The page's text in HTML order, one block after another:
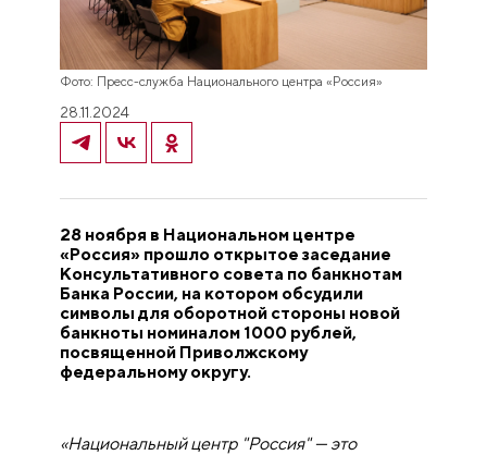
Фото: Пресс-служба Национального центра «Россия»
28.11.2024
28 ноября в Национальном центре
«Россия» прошло открытое заседание
Консультативного совета по банкнотам
Банка России, на котором обсудили
символы для оборотной стороны новой
банкноты номиналом 1000 рублей,
посвященной Приволжскому
федеральному округу.
«Национальный центр "Россия" — это